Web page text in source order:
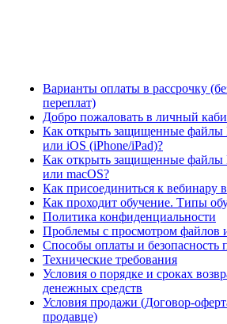
Варианты оплаты в рассрочку
переплат)
Добро пожаловать в личный
Как открыть защищенные файлы
или iOS (iPhone/iPad)?
Как открыть защищенные файлы
или macOS?
Как присоединиться к вебинару
Как проходит обучение. Типы
Политика конфиденциальности
Проблемы с просмотром файлов
Способы оплаты и безопасность
Технические требования
Условия о порядке и сроках
денежных средств
Условия продажи (Договор-
продавце)